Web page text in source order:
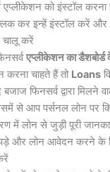
को इंस्टॉल
कर इन्हें इंस्टॉल करें और
चालू करें
एप्लीकेशन का
चाहते हैं तो Loans
फिनसर्व द्वारा मिलने
से आप पर्सनल लोन पर
में लोन से जुड़ी पूरी
पड़े और लोन आवेदन करने के